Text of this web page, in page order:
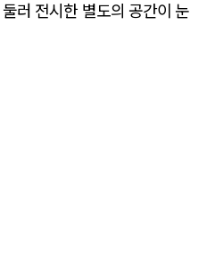
러 전시한 별도의 공간이 눈